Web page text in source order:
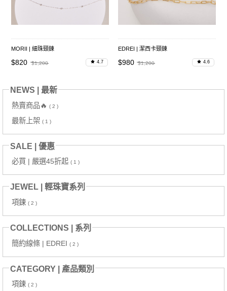
MORII | 細珠頸鍊
$820 $1,200 4.7
EDREI | 潔西卡頸鍊
$980 $1,200 4.6
NEWS | 最新
熱賣商品🔥 ( 2 )
最新上架 ( 1 )
SALE | 優惠
必買 | 嚴選45折起 ( 1 )
JEWEL | 輕珠寶系列
項鍊 ( 2 )
COLLECTIONS | 系列
簡約線條 | EDREI ( 2 )
CATEGORY | 產品類別
項鍊 ( 2 )